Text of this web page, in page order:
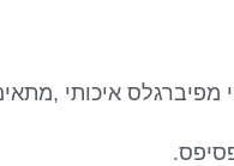
מפיברגלס איכותי